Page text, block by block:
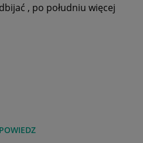
, po południu więcej